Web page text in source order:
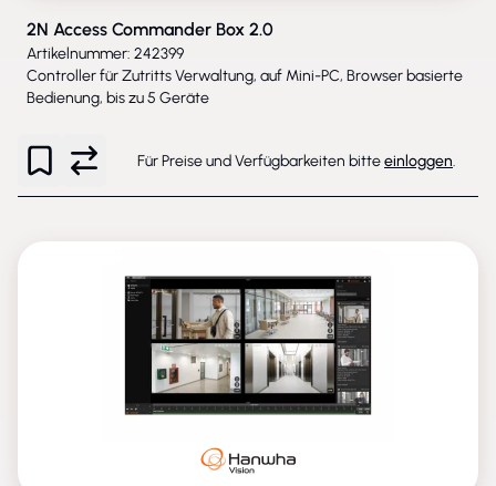
2N Access Commander Box 2.0
Artikelnummer: 242399
Controller für Zutritts Verwaltung, auf Mini-PC, Browser basierte
Bedienung, bis zu 5 Geräte
Für Preise und Verfügbarkeiten bitteeinloggen.